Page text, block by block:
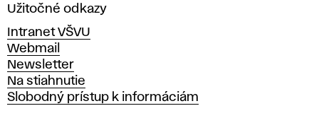
a
ý
t
v
a
r
Užitočné odkazy
Intranet VŠVU
Webmail
Newsletter
Na stiahnutie
Slobodný prístup k informáciám